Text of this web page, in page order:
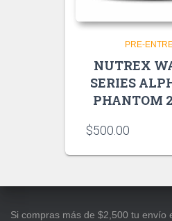
PRE-
NUTREX
SERIES
PHANTOM
$500.00
Si compras más de $2,500 tu envío